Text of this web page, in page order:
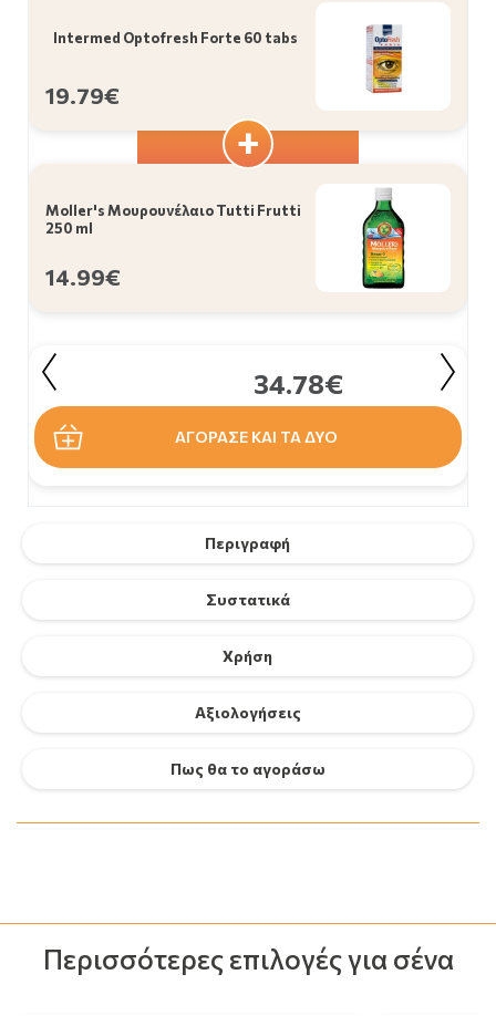
Περιγραφή
Συστατικά
Χρήση
Αξιολογήσεις
Πως θα το αγοράσω
Intermed Optofresh Forte 60 tabs
19.79€
Moller's Μουρουνέλαιο Tutti Frutti
250 ml
14.99€
34.78€
ΑΓΟΡΑΣΕ ΚΑΙ ΤΑ ΔΥΟ
Περισσότερες επιλογές για σένα